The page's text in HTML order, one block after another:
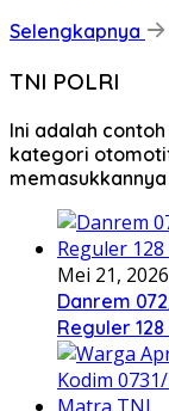
Selengkapnya
TNI POLRI
Ini adalah
kategori
Mei 21, 2026
Danrem
Reguler